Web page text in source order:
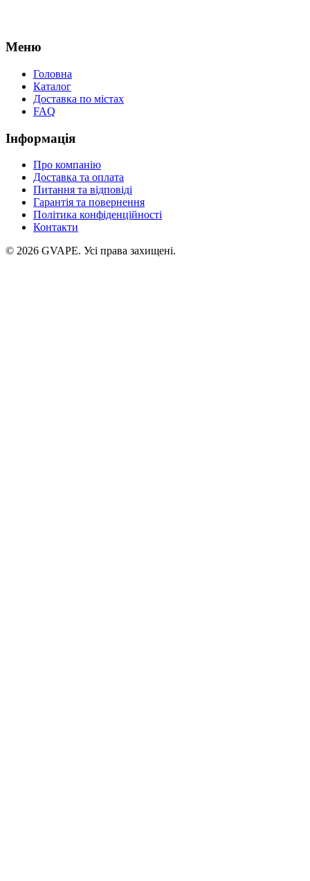
Меню
Головна
Каталог
Доставка по містах
FAQ
Інформація
Про компанію
Доставка та оплата
Питання та відповіді
Гарантія та повернення
Політика конфіденційності
Контакти
© 2026 GVAPE. Усі права захищені.